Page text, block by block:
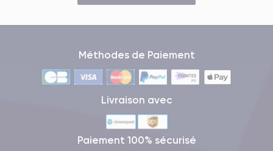
Méthodes de Paiement
Livraison avec
Paiement 100% sécurisé